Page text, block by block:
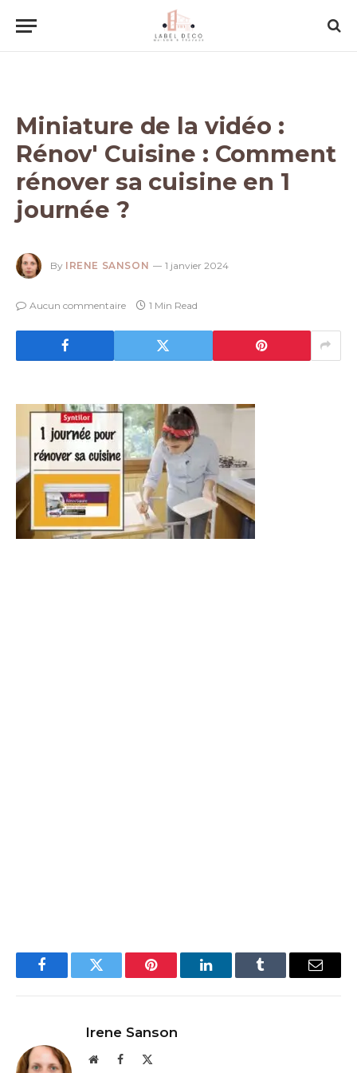
Miniature de la vidéo :
Rénov' Cuisine : Comment
rénover sa cuisine en 1
journée ?
By IRENE SANSON 1 janvier 2024
Aucun commentaire 1 Min Read
FacebookTwitter Pinterest LinkedInTumblr Email
Irene Sanson
WebsiteFacebook